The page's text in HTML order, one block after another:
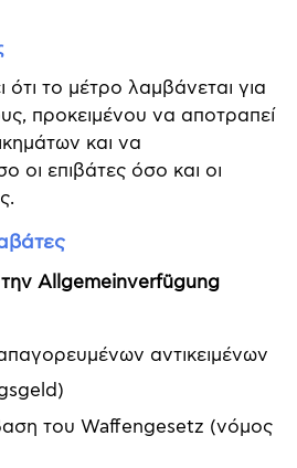
ότι το μέτρο λαμβάνεται για
προκειμένου να αποτραπεί
και να
οι επιβάτες όσο και οι
την Allgemeinverfügung
αντικειμένων
του Waffengesetz (νόμος